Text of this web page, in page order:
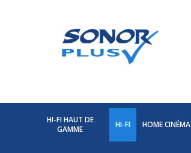
HI-FI HAUT DE
GAMME
HI-FI HOME CINÉMA